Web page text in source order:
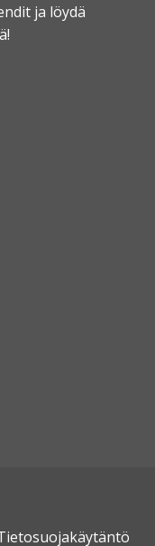
ja löydä